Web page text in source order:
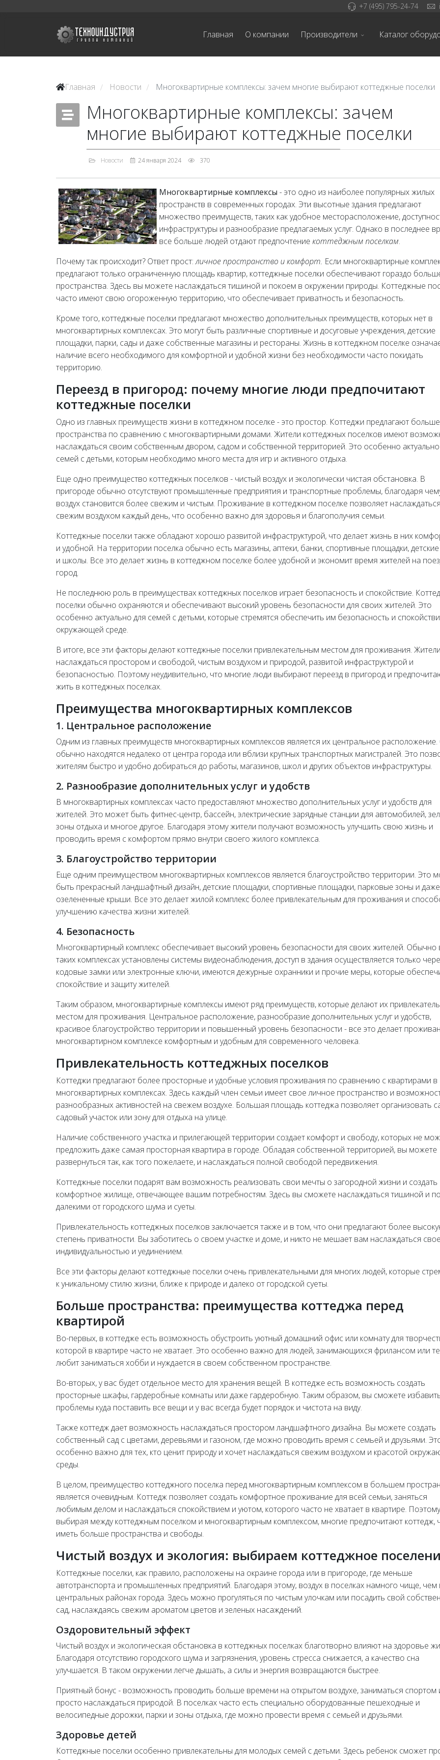
+7 (495) 795-24-74
Главная О компании Производители Каталог
Главная / Новости / Многоквартирные комплексы: зачем многие выбирают коттеджные поселки
Многоквартирные комплексы: зачем
многие выбирают коттеджные поселки
Новости 24 января 2024 370
Многоквартирные комплексы - это одно из наиболее популярных жилых
пространств в современных городах. Эти высотные здания предлагают
множество преимуществ, таких как удобное месторасположение,
инфраструктуры и разнообразие предлагаемых услуг. Однако в последнее
все больше людей отдают предпочтение коттеджным поселкам.
Почему так происходит? Ответ прост:личное пространство и комфорт. Если многоквартирные
предлагают только ограниченную площадь квартир, коттеджные поселки обеспечивают гораздо
пространства. Здесь вы можете наслаждаться тишиной и покоем в окружении природы. Коттеджные
часто имеют свою огороженную территорию, что обеспечивает приватность и безопасность.
Кроме того, коттеджные поселки предлагают множество дополнительных преимуществ, которых нет в
многоквартирных комплексах. Это могут быть различные спортивные и досуговые учреждения, детские
площадки, парки, сады и даже собственные магазины и рестораны. Жизнь в коттеджном поселке
наличие всего необходимого для комфортной и удобной жизни без необходимости часто покидать
территорию.
Переезд в пригород: почему многие люди предпочитают
коттеджные поселки
Одно из главных преимуществ жизни в коттеджном поселке - это простор. Коттеджи предлагают больше
пространства по сравнению с многоквартирными домами. Жители коттеджных поселков имеют
наслаждаться своим собственным двором, садом и собственной территорией. Это особенно
семей с детьми, которым необходимо много места для игр и активного отдыха.
Еще одно преимущество коттеджных поселков - чистый воздух и экологически чистая обстановка. В
пригороде обычно отсутствуют промышленные предприятия и транспортные проблемы, благодаря
воздух становится более свежим и чистым. Проживание в коттеджном поселке позволяет наслаждаться
свежим воздухом каждый день, что особенно важно для здоровья и благополучия семьи.
Коттеджные поселки также обладают хорошо развитой инфраструктурой, что делает жизнь в них
и удобной. На территории поселка обычно есть магазины, аптеки, банки, спортивные площадки,
и школы. Все это делает жизнь в коттеджном поселке более удобной и экономит время жителей на
город.
Не последнюю роль в преимуществах коттеджных поселков играет безопасность и спокойствие.
поселки обычно охраняются и обеспечивают высокий уровень безопасности для своих жителей. Это
особенно актуально для семей с детьми, которые стремятся обеспечить им безопасность и
окружающей среде.
В итоге, все эти факторы делают коттеджные поселки привлекательным местом для проживания.
наслаждаться простором и свободой, чистым воздухом и природой, развитой инфраструктурой и
безопасностью. Поэтому неудивительно, что многие люди выбирают переезд в пригород и
жить в коттеджных поселках.
Преимущества многоквартирных комплексов
1. Центральное расположение
Одним из главных преимуществ многоквартирных комплексов является их центральное
обычно находятся недалеко от центра города или вблизи крупных транспортных магистралей. Это
жителям быстро и удобно добираться до работы, магазинов, школ и других объектов инфраструктуры.
2. Разнообразие дополнительных услуг и удобств
В многоквартирных комплексах часто предоставляют множество дополнительных услуг и удобств для
жителей. Это может быть фитнес-центр, бассейн, электрические зарядные станции для автомобилей,
зоны отдыха и многое другое. Благодаря этому жители получают возможность улучшить свою жизнь и
проводить время с комфортом прямо внутри своего жилого комплекса.
3. Благоустройство территории
Еще одним преимуществом многоквартирных комплексов является благоустройство территории. Это
быть прекрасный ландшафтный дизайн, детские площадки, спортивные площадки, парковые зоны и даже
озелененные крыши. Все это делает жилой комплекс более привлекательным для проживания и
улучшению качества жизни жителей.
4. Безопасность
Многоквартирный комплекс обеспечивает высокий уровень безопасности для своих жителей. Обычно
таких комплексах установлены системы видеонаблюдения, доступ в здания осуществляется только
кодовые замки или электронные ключи, имеются дежурные охранники и прочие меры, которые
спокойствие и защиту жителей.
Таким образом, многоквартирные комплексы имеют ряд преимуществ, которые делают их
местом для проживания. Центральное расположение, разнообразие дополнительных услуг и удобств,
красивое благоустройство территории и повышенный уровень безопасности - все это делает
многоквартирном комплексе комфортным и удобным для современного человека.
Привлекательность коттеджных поселков
Коттеджи предлагают более просторные и удобные условия проживания по сравнению с квартирами в
многоквартирных комплексах. Здесь каждый член семьи имеет свое личное пространство и
разнообразных активностей на свежем воздухе. Большая площадь коттеджа позволяет организовать
садовый участок или зону для отдыха на улице.
Наличие собственного участка и прилегающей территории создает комфорт и свободу, которых не
предложить даже самая просторная квартира в городе. Обладая собственной территорией, вы можете
развернуться так, как того пожелаете, и наслаждаться полной свободой передвижения.
Коттеджные поселки подарят вам возможность реализовать свои мечты о загородной жизни и создать
комфортное жилище, отвечающее вашим потребностям. Здесь вы сможете наслаждаться тишиной и
далекими от городского шума и суеты.
Привлекательность коттеджных поселков заключается также и в том, что они предлагают более
степень приватности. Вы заботитесь о своем участке и доме, и никто не мешает вам наслаждаться
индивидуальностью и уединением.
Все эти факторы делают коттеджные поселки очень привлекательными для многих людей, которые
к уникальному стилю жизни, ближе к природе и далеко от городской суеты.
Больше пространства: преимущества коттеджа перед
квартирой
Во-первых, в коттедже есть возможность обустроить уютный домашний офис или комнату для
которой в квартире часто не хватает. Это особенно важно для людей, занимающихся фрилансом или
любит заниматься хобби и нуждается в своем собственном пространстве.
Во-вторых, у вас будет отдельное место для хранения вещей. В коттедже есть возможность создать
просторные шкафы, гардеробные комнаты или даже гардеробную. Таким образом, вы сможете
проблемы куда поставить все вещи и у вас всегда будет порядок и чистота на виду.
Также коттедж дает возможность наслаждаться простором ландшафтного дизайна. Вы можете создать
собственный сад с цветами, деревьями и газоном, где можно проводить время с семьей и друзьями.
особенно важно для тех, кто ценит природу и хочет наслаждаться свежим воздухом и красотой
среды.
В целом, преимущество коттеджного поселка перед многоквартирным комплексом в большем
является очевидным. Коттедж позволяет создать комфортное проживание для всей семьи, заняться
любимым делом и наслаждаться спокойствием и уютом, которого часто не хватает в квартире.
выбирая между коттеджным поселком и многоквартирным комплексом, многие предпочитают коттедж,
иметь больше пространства и свободы.
Чистый воздух и экология: выбираем коттеджное
Коттеджные поселки, как правило, расположены на окраине города или в пригороде, где меньше
автотранспорта и промышленных предприятий. Благодаря этому, воздух в поселках намного чище, чем
центральных районах города. Здесь можно прогуляться по чистым улочкам или посадить свой
сад, наслаждаясь свежим ароматом цветов и зеленых насаждений.
Оздоровительный эффект
Чистый воздух и экологическая обстановка в коттеджных поселках благотворно влияют на здоровье
Благодаря отсутствию городского шума и загрязнения, уровень стресса снижается, а качество сна
улучшается. В таком окружении легче дышать, а силы и энергия возвращаются быстрее.
Приятный бонус - возможность проводить больше времени на открытом воздухе, заниматься спортом
просто наслаждаться природой. В поселках часто есть специально оборудованные пешеходные и
велосипедные дорожки, парки и зоны отдыха, где можно провести время с семьей и друзьями.
Здоровье детей
Коттеджные поселки особенно привлекательны для молодых семей с детьми. Здесь ребенок сможет